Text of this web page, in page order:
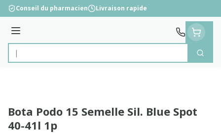
Aller au contenu
Conseil du pharmacien Livraison rapide
Menu
Rechercher
Bota Podo 15 Semelle Sil. Blue Spot
40-41l 1p